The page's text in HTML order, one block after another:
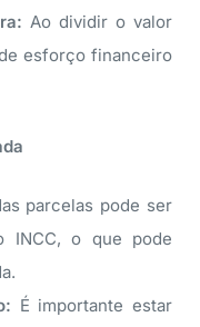
Ao dividir o valor
esforço financeiro
parcelas pode ser
INCC, o que pode
É importante estar